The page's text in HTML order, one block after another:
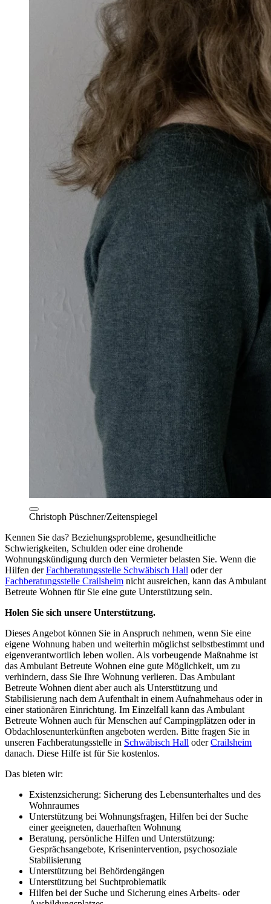
Christoph Püschner/Zeitenspiegel
Kennen Sie das? Beziehungsprobleme, gesundheitliche
Schwierigkeiten, Schulden oder eine drohende
Wohnungskündigung durch den Vermieter belasten Sie. Wenn die
Hilfen derFachberatungsstelle Schwäbisch Hall oder der
Fachberatungsstelle Crailsheim nicht ausreichen, kann das Ambulant
Betreute Wohnen für Sie eine gute Unterstützung sein.
Holen Sie sich unsere Unterstützung.
Dieses Angebot können Sie in Anspruch nehmen, wenn Sie eine
eigene Wohnung haben und weiterhin möglichst selbstbestimmt und
eigenverantwortlich leben wollen. Als vorbeugende Maßnahme ist
das Ambulant Betreute Wohnen eine gute Möglichkeit, um zu
verhindern, dass Sie Ihre Wohnung verlieren. Das Ambulant
Betreute Wohnen dient aber auch als Unterstützung und
Stabilisierung nach dem Aufenthalt in einem Aufnahmehaus oder in
einer stationären Einrichtung. Im Einzelfall kann das Ambulant
Betreute Wohnen auch für Menschen auf Campingplätzen oder in
Obdachlosenunterkünften angeboten werden. Bitte fragen Sie in
unseren Fachberatungsstelle in Schwäbisch Hall oderCrailsheim
danach. Diese Hilfe ist für Sie kostenlos.
Das bieten wir:
Existenzsicherung: Sicherung des Lebensunterhaltes und des
Wohnraumes
Unterstützung bei Wohnungsfragen, Hilfen bei der Suche
einer geeigneten, dauerhaften Wohnung
Beratung, persönliche Hilfen und Unterstützung:
Gesprächsangebote, Krisenintervention, psychosoziale
Stabilisierung
Unterstützung bei Behördengängen
Unterstützung bei Suchtproblematik
Hilfen bei der Suche und Sicherung eines Arbeits- oder